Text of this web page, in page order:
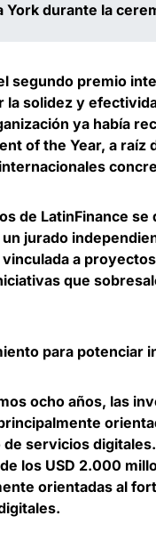
York durante la
segundo premio
la solidez y
ya había
of the Year, a
de LatinFinance
un jurado
a
que
para potenciar
ocho años, las
servicios
los USD 2.000
orientadas al